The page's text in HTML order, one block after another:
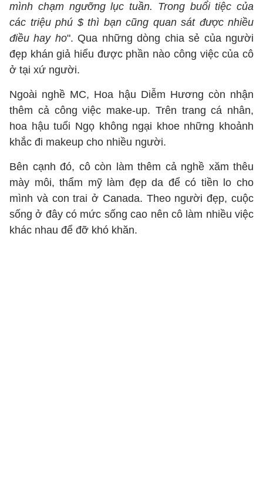
mình chạm ngưỡng lục tuần. Trong buổi tiệc của
các triệu phú $ thì bạn cũng quan sát được nhiều
điều hay ho". Qua những dòng chia sẻ của người
đẹp khán giả hiểu được phần nào công việc của cô
ở tại xứ người.
Ngoài nghề MC, Hoa hậu Diễm Hương còn nhận
thêm cả công việc make-up. Trên trang cá nhân,
hoa hậu tuổi Ngọ không ngại khoe những khoảnh
khắc đi makeup cho nhiều người.
Bên cạnh đó, cô còn làm thêm cả nghề xăm thêu
mày môi, thẩm mỹ làm đẹp da để có tiền lo cho
mình và con trai ở Canada. Theo người đẹp, cuộc
sống ở đây có mức sống cao nên cô làm nhiều việc
khác nhau để đỡ khó khăn.